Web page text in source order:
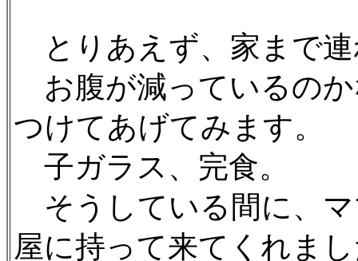
とりあえず、家まで
お腹が減っているの
つけてあげてみます。
子ガラス、完食。
そうしている間に、
屋に持って来てくれま